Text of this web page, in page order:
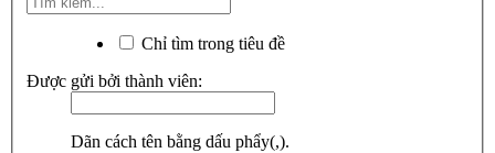
Chỉ tìm trong tiêu đề
Được gửi bởi thành viên:
Dãn cách tên bằng dấu phẩy(,).